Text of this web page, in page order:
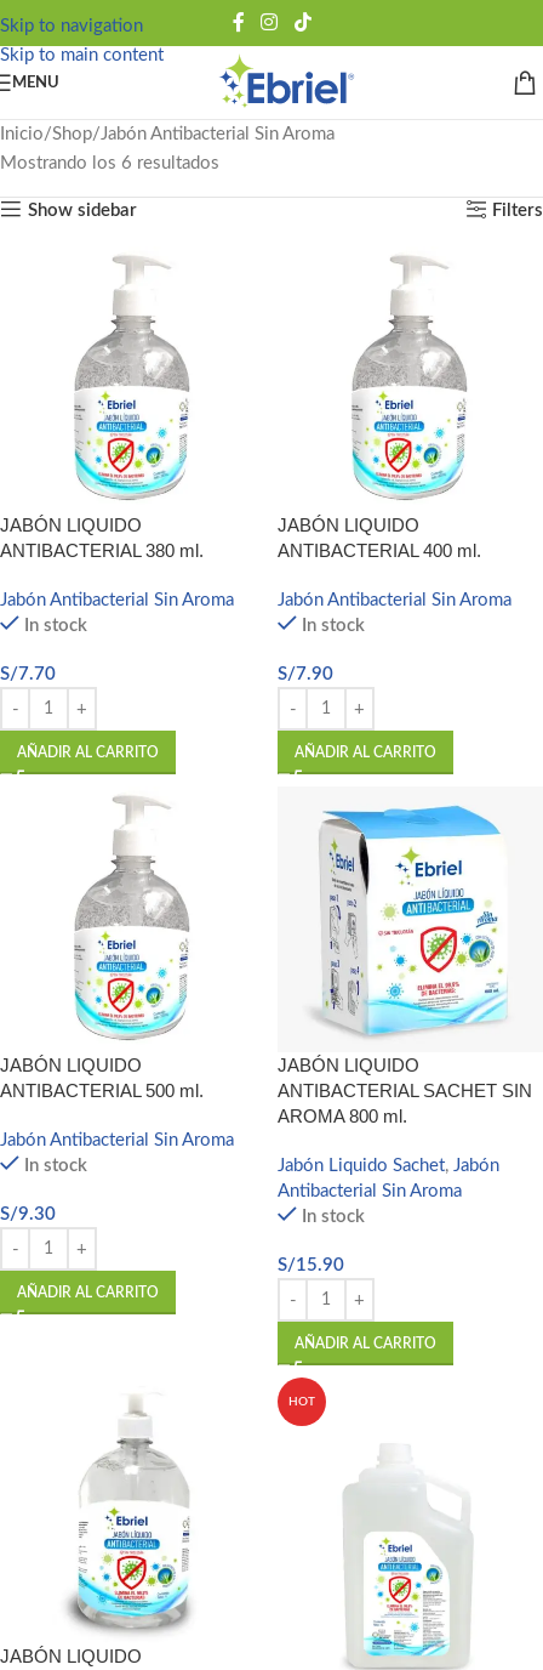
Skip to navigation
Skip to main content
MENU
Inicio Shop Jabón Antibacterial Sin Aroma
Mostrando los 6 resultados
Show sidebar Filters
JABÓN LIQUIDO
ANTIBACTERIAL 380 ml.
Jabón Antibacterial Sin Aroma
In stock
S/7.70
AÑADIR AL CARRITO
JABÓN LIQUIDO
ANTIBACTERIAL 400 ml.
Jabón Antibacterial Sin Aroma
In stock
S/7.90
AÑADIR AL CARRITO
JABÓN LIQUIDO
ANTIBACTERIAL 500 ml.
Jabón Antibacterial Sin Aroma
In stock
S/9.30
AÑADIR AL CARRITO
JABÓN LIQUIDO
ANTIBACTERIAL SACHET SIN
AROMA 800 ml.
Jabón Liquido Sachet, Jabón
Antibacterial Sin Aroma
In stock
S/15.90
AÑADIR AL CARRITO
JABÓN LIQUIDO
HOT